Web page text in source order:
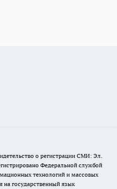
о регистрации СМИ: Эл.
Федеральной службой
технологий и массовых
на государственный язык